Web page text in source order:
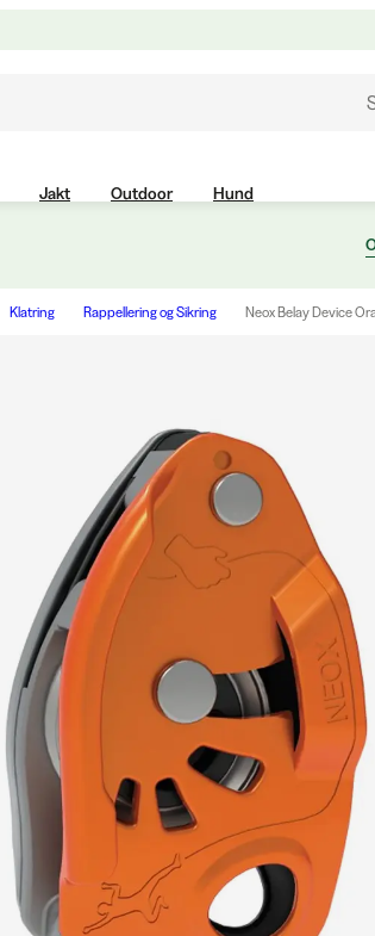
Jakt Outdoor Hund
Klatring Rappellering og Sikring Neox Belay Device